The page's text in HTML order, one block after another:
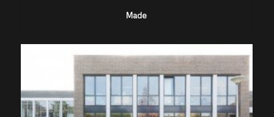
Made